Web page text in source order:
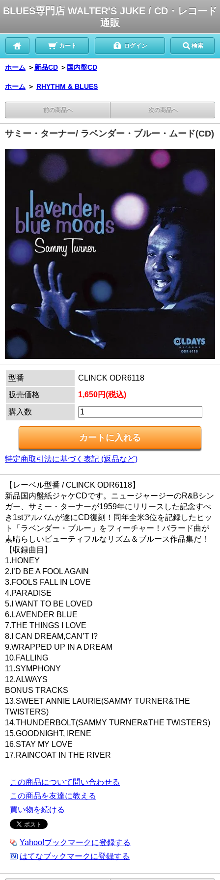
BLUES専門店 WALTER'S JUKE / CD・レコード
通販
カート ログイン 検索
ホーム ＞ 新品CD ＞ 国内盤CD
ホーム ＞ RHYTHM & BLUES
前の商品へ 次の商品へ
サミー・ターナー/ ラベンダー・ブルー・ムード(CD)
型番
CLINCK ODR6118
販売価格
1,650円(税込)
購入数
特定商取引法に基づく表記 (返品など)
【レーベル型番 / CLINCK ODR6118】
新品国内盤紙ジャケCDです。ニュージャージーのR&Bシン
ガー、サミー・ターナーが1959年にリリースした記念すべ
き1stアルバムが遂にCD復刻！同年全米3位を記録したヒッ
ト「ラベンダー・ブルー」をフィーチャー！バラード曲が
素晴らしいビューティフルなリズム＆ブルース作品集だ！
【収録曲目】
1.HONEY
2.I’D BE A FOOL AGAIN
3.FOOLS FALL IN LOVE
4.PARADISE
5.I WANT TO BE LOVED
6.LAVENDER BLUE
7.THE THINGS I LOVE
8.I CAN DREAM,CAN’T I?
9.WRAPPED UP IN A DREAM
10.FALLING
11.SYMPHONY
12.ALWAYS
BONUS TRACKS
13.SWEET ANNIE LAURIE(SAMMY TURNER&THE
TWISTERS)
14.THUNDERBOLT(SAMMY TURNER&THE TWISTERS)
15.GOODNIGHT, IRENE
16.STAY MY LOVE
17.RAINCOAT IN THE RIVER
この商品について問い合わせる
この商品を友達に教える
買い物を続ける
Yahoo!ブックマークに登録する
はてなブックマークに登録する